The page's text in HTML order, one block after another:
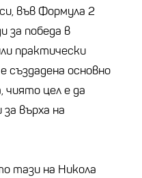
във Формула 2
за победа в
практически
основно
цел е да
върха на
тази на Никола